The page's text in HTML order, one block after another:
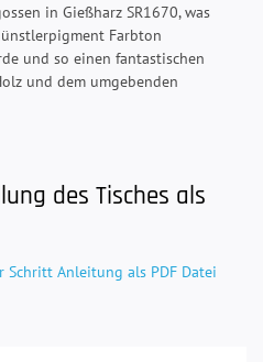
in Gießharz SR1670, was
Farbton
und so einen fantastischen
und dem umgebenden
des Tisches als
Schritt Anleitung als PDF Datei